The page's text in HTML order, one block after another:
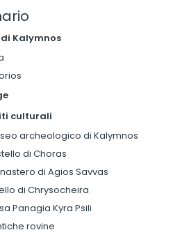
Kalymnos
culturali
archeologico di Kalymnos
di Choras
di Agios Savvas
di Chrysocheira
Panagia Kyra Psili
rovine